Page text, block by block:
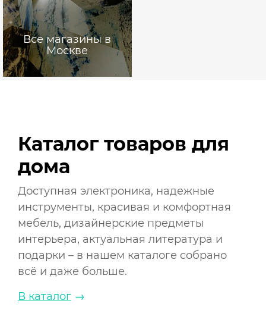
Все магазины в
Москве
Каталог товаров для
дома
Доступная электроника, надежные
инструменты, красивая и комфортная
мебель, дизайнерские предметы
интерьера, актуальная литература и
подарки – в нашем каталоге собрано
всё и даже больше.
В каталог →